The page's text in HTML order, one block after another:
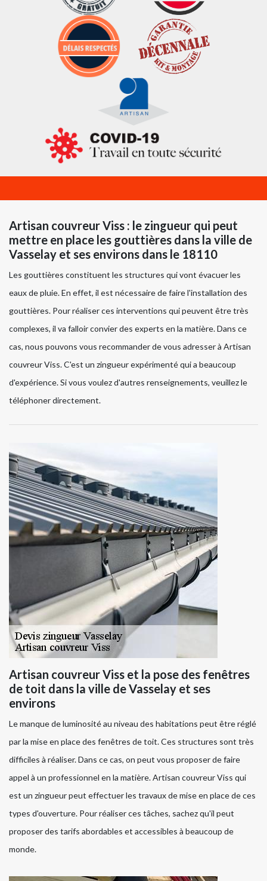
Artisan couvreur Viss : le zingueur qui peut
mettre en place les gouttières dans la ville de
Vasselay et ses environs dans le 18110
Les gouttières constituent les structures qui vont évacuer les
eaux de pluie. En effet, il est nécessaire de faire l'installation des
gouttières. Pour réaliser ces interventions qui peuvent être très
complexes, il va falloir convier des experts en la matière. Dans ce
cas, nous pouvons vous recommander de vous adresser à Artisan
couvreur Viss. C'est un zingueur expérimenté qui a beaucoup
d'expérience. Si vous voulez d'autres renseignements, veuillez le
téléphoner directement.
Artisan couvreur Viss et la pose des fenêtres
de toit dans la ville de Vasselay et ses
environs
Le manque de luminosité au niveau des habitations peut être réglé
par la mise en place des fenêtres de toit. Ces structures sont très
difficiles à réaliser. Dans ce cas, on peut vous proposer de faire
appel à un professionnel en la matière. Artisan couvreur Viss qui
est un zingueur peut effectuer les travaux de mise en place de ces
types d'ouverture. Pour réaliser ces tâches, sachez qu'il peut
proposer des tarifs abordables et accessibles à beaucoup de
monde.